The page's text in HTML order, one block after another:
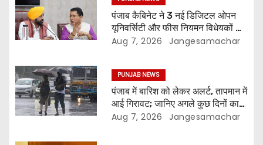
पंजाब कैबिनेट ने 3 नई डिजिटल ओपन
यूनिवर्सिटी और फीस नियमन विधेयकों को
दी मंजूरी
Aug 7, 2026 Jangesamachar
PUNJAB NEWS
पंजाब में बारिश को लेकर अलर्ट, तापमान में
आई गिरावट; जानिए अगले कुछ दिनों का
मौसम
Aug 7, 2026 Jangesamachar